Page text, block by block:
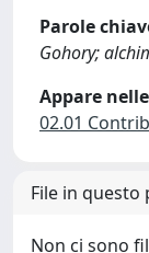
Parole
Gohory;
Appare
02.01
File in
Non ci sono